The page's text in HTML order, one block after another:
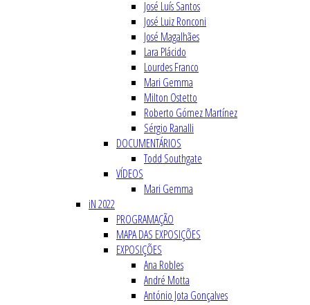
José Luís Santos
José Luiz Ronconi
José Magalhães
Lara Plácido
Lourdes Franco
Mari Gemma
Milton Ostetto
Roberto Gómez Martínez
Sérgio Ranalli
DOCUMENTÁRIOS
Todd Southgate
VÍDEOS
Mari Gemma
iN 2022
PROGRAMAÇÃO
MAPA DAS EXPOSIÇÕES
EXPOSIÇÕES
Ana Robles
André Motta
António Jota Gonçalves